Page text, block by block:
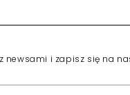
newsami i zapisz się na